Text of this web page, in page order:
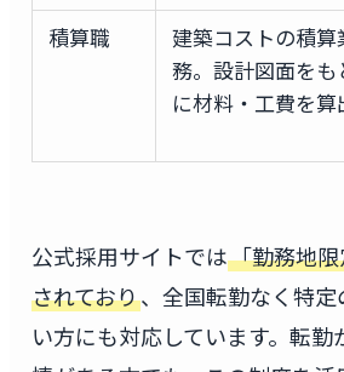
積算職
建築コストの積算
務。設計図面をも
に材料・工費を算
公式採用サイトでは「勤務地
されており、全国転勤なく特
い方にも対応しています。転勤